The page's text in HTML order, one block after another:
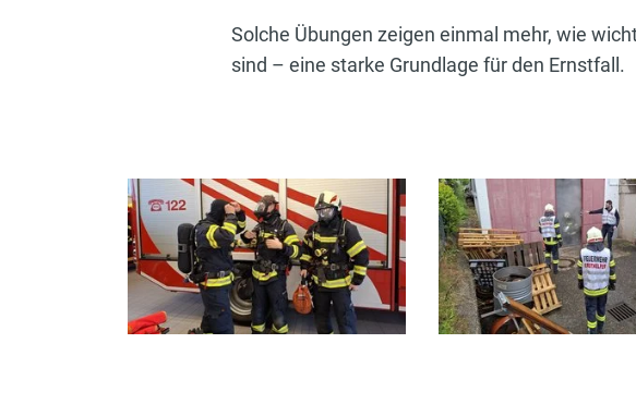
Solche Übungen zeigen einmal mehr, wie
sind – eine starke Grundlage für den Ernstfall.